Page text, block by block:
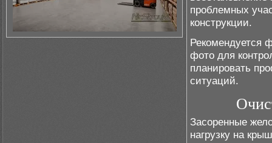
проблемных
конструкции.
Рекомендуется
фото для
планировать
ситуаций.
Засоренные
нагрузку на